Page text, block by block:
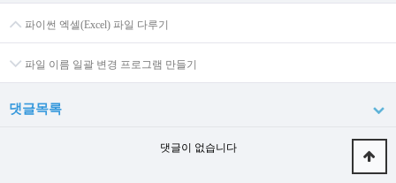
파이썬 엑셀(Excel) 파일 다루기
파일 이름 일괄 변경 프로그램 만들기
댓글목록
댓글이 없습니다